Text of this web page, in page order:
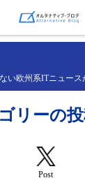
い欧州系ITニュース
リーの
Post